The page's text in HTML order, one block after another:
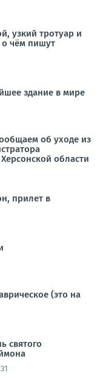
узкий тротуар и
о чём пишут
здание в мире
об уходе из
области
прилет в
(это на
святого